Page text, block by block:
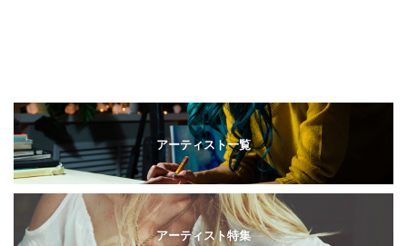
アーティスト一覧
アーティスト特集